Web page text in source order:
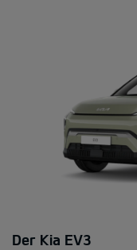
Der Kia EV3